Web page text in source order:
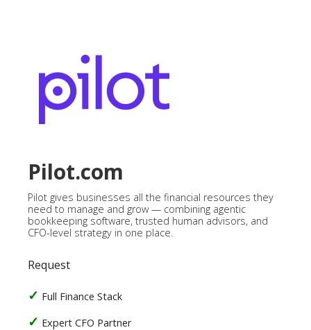
Pilot.com
Pilot gives businesses all the financial resources they
need to manage and grow — combining agentic
bookkeeping software, trusted human advisors, and
CFO-level strategy in one place.
Request
Full Finance Stack
Expert CFO Partner